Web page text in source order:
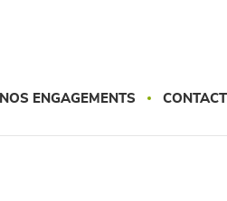
NOS ENGAGEMENTS CONTACT